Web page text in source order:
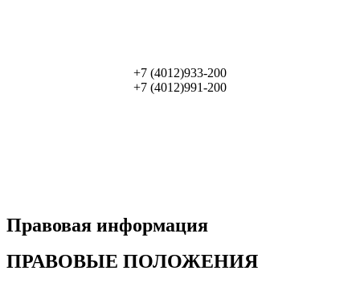
+7 (4012)933-200
+7 (4012)991-200
Правовая информация
ПРАВОВЫЕ ПОЛОЖЕНИЯ